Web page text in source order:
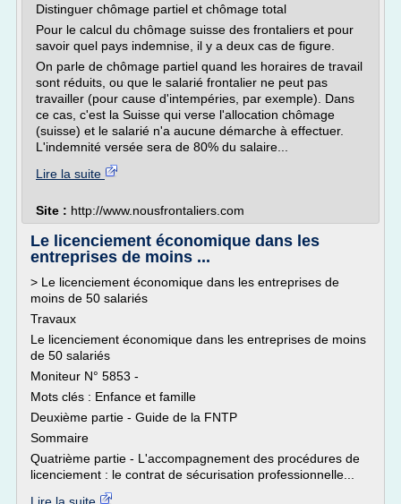
Distinguer chômage partiel et chômage total
Pour le calcul du chômage suisse des frontaliers et pour
savoir quel pays indemnise, il y a deux cas de figure.
On parle de chômage partiel quand les horaires de travail
sont réduits, ou que le salarié frontalier ne peut pas
travailler (pour cause d'intempéries, par exemple). Dans
ce cas, c'est la Suisse qui verse l'allocation chômage
(suisse) et le salarié n'a aucune démarche à effectuer.
L'indemnité versée sera de 80% du salaire...
Lire la suite
Site : http://www.nousfrontaliers.com
Le licenciement économique dans les
entreprises de moins ...
> Le licenciement économique dans les entreprises de
moins de 50 salariés
Travaux
Le licenciement économique dans les entreprises de moins
de 50 salariés
Moniteur N° 5853 -
Mots clés : Enfance et famille
Deuxième partie - Guide de la FNTP
Sommaire
Quatrième partie - L'accompagnement des procédures de
licenciement : le contrat de sécurisation professionnelle...